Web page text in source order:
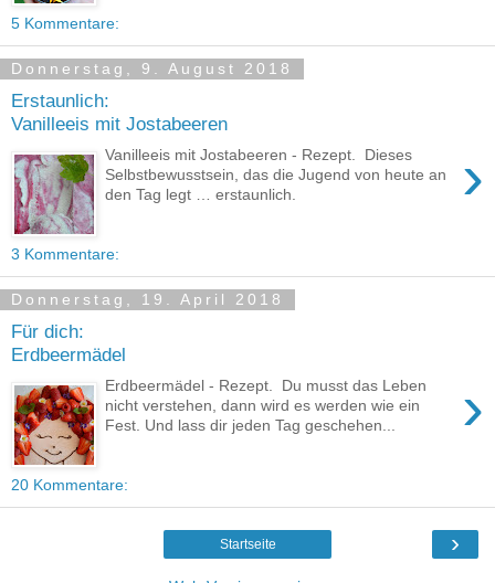
5 Kommentare:
Donnerstag, 9. August 2018
Erstaunlich:
Vanilleeis mit Jostabeeren
›
Vanilleeis mit Jostabeeren - Rezept. Dieses
Selbstbewusstsein, das die Jugend von heute an
den Tag legt … erstaunlich.
3 Kommentare:
Donnerstag, 19. April 2018
Für dich:
Erdbeermädel
›
Erdbeermädel - Rezept. Du musst das Leben
nicht verstehen, dann wird es werden wie ein
Fest. Und lass dir jeden Tag geschehen...
20 Kommentare:
›
Startseite